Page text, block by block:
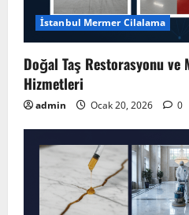
İstanbul Mermer Cilalama
Doğal Taş Restorasyonu ve
Hizmetleri
admin Ocak 20, 2026 0